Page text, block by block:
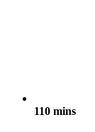
110 mins